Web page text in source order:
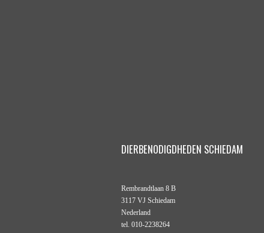
DIERBENODIGDHEDEN SCHIEDAM
Rembrandtlaan 8 B
3117 VJ Schiedam
Nederland
tel. 010-2238264